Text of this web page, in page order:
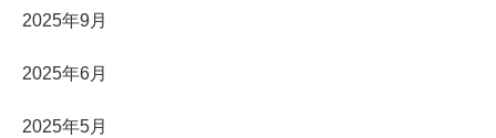
2025年9月
2025年6月
2025年5月